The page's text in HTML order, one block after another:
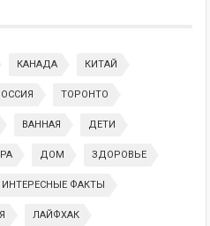
КАНАДА КИТАЙ
ТОРОНТО
ВАННАЯ ДЕТИ
ДОМ ЗДОРОВЬЕ
ИНТЕРЕСНЫЕ ФАКТЫ
ЛАЙФХАК